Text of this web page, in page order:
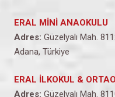
ERAL MİNİ ANAOKULU
Adres: Güzelyalı Mah.
Adana, Türkiye
ERAL İLKOKUL &
Adres: Güzelyalı Mah.